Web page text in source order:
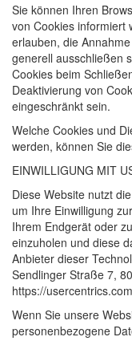
Sie können Ihren
von Cookies informiert
erlauben, die
generell ausschließen
Cookies beim
Deaktivierung von
eingeschränkt sein.
Welche Cookies und
werden, können Sie
EINWILLIGUNG MIT
Diese Website nutzt
um Ihre Einwilligung
Ihrem Endgerät oder
einzuholen und diese
Anbieter dieser
Sendlinger Straße 7,
https://
Wenn Sie unsere
personenbezogene